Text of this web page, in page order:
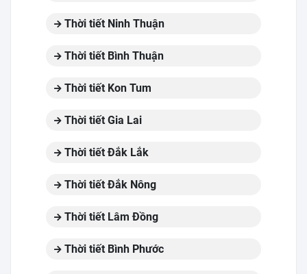
Thời tiết Ninh Thuận
Thời tiết Bình Thuận
Thời tiết Kon Tum
Thời tiết Gia Lai
Thời tiết Đắk Lắk
Thời tiết Đắk Nông
Thời tiết Lâm Đồng
Thời tiết Bình Phước